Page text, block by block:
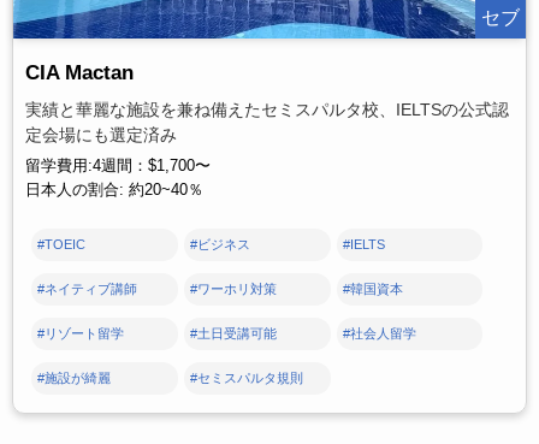
セブ
CIA Mactan
実績と華麗な施設を兼ね備えたセミスパルタ校、IELTSの公式認
定会場にも選定済み
留学費用:4週間：$1,700〜
日本人の割合: 約20~40％
#TOEIC #ビジネス #IELTS
#ネイティブ講師 #ワーホリ対策 #韓国資本
#リゾート留学 #土日受講可能 #社会人留学
#施設が綺麗 #セミスパルタ規則